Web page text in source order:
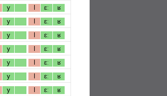
y l ɛː ʁ
y l ɛː ʁ
y l ɛː ʁ
y l ɛː ʁ
y l ɛː ʁ
y l ɛː ʁ
y l ɛː ʁ